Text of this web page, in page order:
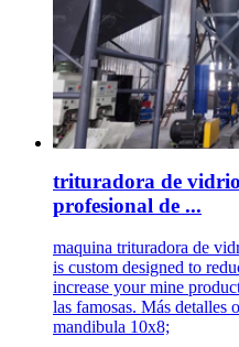
trituradora de
profesional de ...
maquina trituradora de
is custom designed to
increase your mine
las famosas. Más detalles
mandibula 10x8;